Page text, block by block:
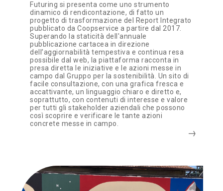
Futuring si presenta come uno strumento
dinamico di rendicontazione, di fatto un
progetto di trasformazione del Report Integrato
pubblicato da Coopservice a partire dal 2017.
Superando la staticità dell'annuale
pubblicazione cartacea in direzione
dell’aggiornabilità tempestiva e continua resa
possibile dal web, la piattaforma racconta in
presa diretta le iniziative e le azioni messe in
campo dal Gruppo per la sostenibilità. Un sito di
facile consultazione, con una grafica fresca e
accattivante, un linguaggio chiaro e diretto e,
soprattutto, con contenuti di interesse e valore
per tutti gli stakeholder aziendali che possono
così scoprire e verificare le tante azioni
concrete messe in campo.